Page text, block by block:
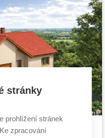
stránky
prohlížení stránek
zpracování